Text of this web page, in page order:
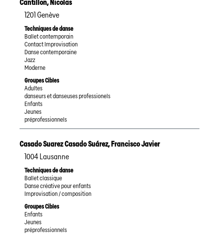
Cantillon,Nicolas
1201Genève
Techniques de danse
Ballet contemporain
Contact Improvisation
Danse contemporaine
Jazz
Moderne
Groupes Cibles
Adultes
danseurs et danseuses professionels
Enfants
Jeunes
préprofessionnels
Casado Suarez Casado Suárez,Francisco Javier
1004 Lausanne
Techniques de danse
Ballet classique
Danse créative pour enfants
Improvisation / composition
Groupes Cibles
Enfants
Jeunes
préprofessionnels